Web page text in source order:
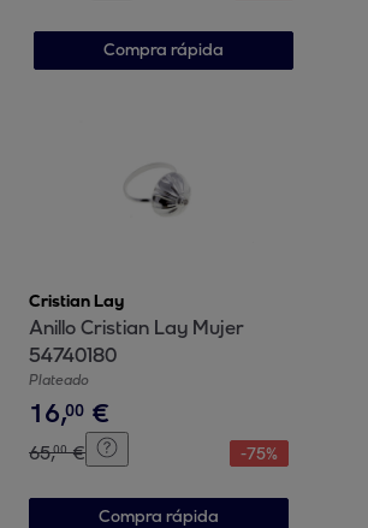
Compra rápida
Cristian Lay
Anillo Cristian Lay Mujer
54740180
Plateado
16,00 €
65,00 € -75%
Compra rápida